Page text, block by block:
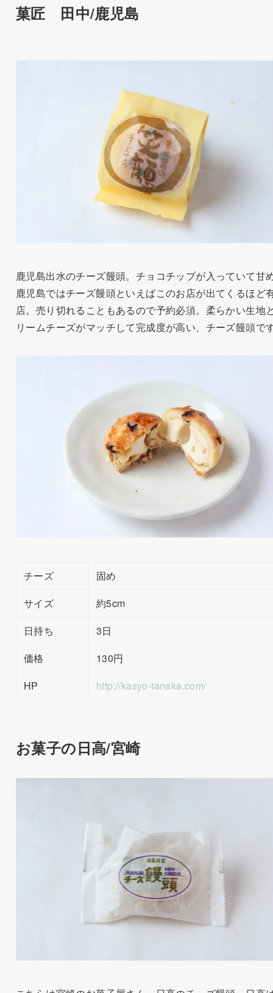
菓匠 田中/鹿児島
鹿児島出水のチーズ饅頭。チョコチップが入っていて甘
鹿児島ではチーズ饅頭といえばこのお店が出てくるほど
店。売り切れることもあるので予約必須。柔らかい生地
リームチーズがマッチして完成度が高い、チーズ饅頭で
チーズ
固め
サイズ
約5cm
日持ち
3日
価格
130円
HP
http://kasyo-tanaka.com/
お菓子の日高/宮崎